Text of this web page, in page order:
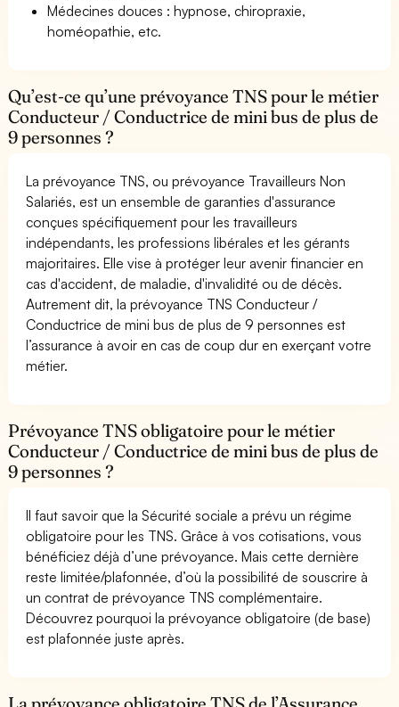
Médecines douces : hypnose, chiropraxie,
homéopathie, etc.
Qu’est-ce qu’une prévoyance TNS pour le métier
Conducteur / Conductrice de mini bus de plus de
9 personnes ?
La prévoyance TNS, ou prévoyance Travailleurs Non
Salariés, est un ensemble de garanties d'assurance
conçues spécifiquement pour les travailleurs
indépendants, les professions libérales et les gérants
majoritaires. Elle vise à protéger leur avenir financier en
cas d'accident, de maladie, d'invalidité ou de décès.
Autrement dit, la prévoyance TNS Conducteur /
Conductrice de mini bus de plus de 9 personnes est
l’assurance à avoir en cas de coup dur en exerçant votre
métier.
Prévoyance TNS obligatoire pour le métier
Conducteur / Conductrice de mini bus de plus de
9 personnes ?
Il faut savoir que la Sécurité sociale a prévu un régime
obligatoire pour les TNS. Grâce à vos cotisations, vous
bénéficiez déjà d’une prévoyance. Mais cette dernière
reste limitée/plafonnée, d’où la possibilité de souscrire à
un contrat de prévoyance TNS complémentaire.
Découvrez pourquoi la prévoyance obligatoire (de base)
est plafonnée juste après.